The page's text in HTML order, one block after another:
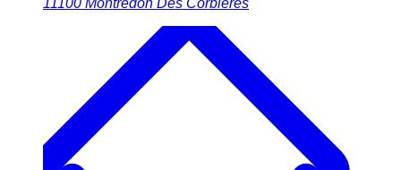
11100 Montredon Des Corbieres